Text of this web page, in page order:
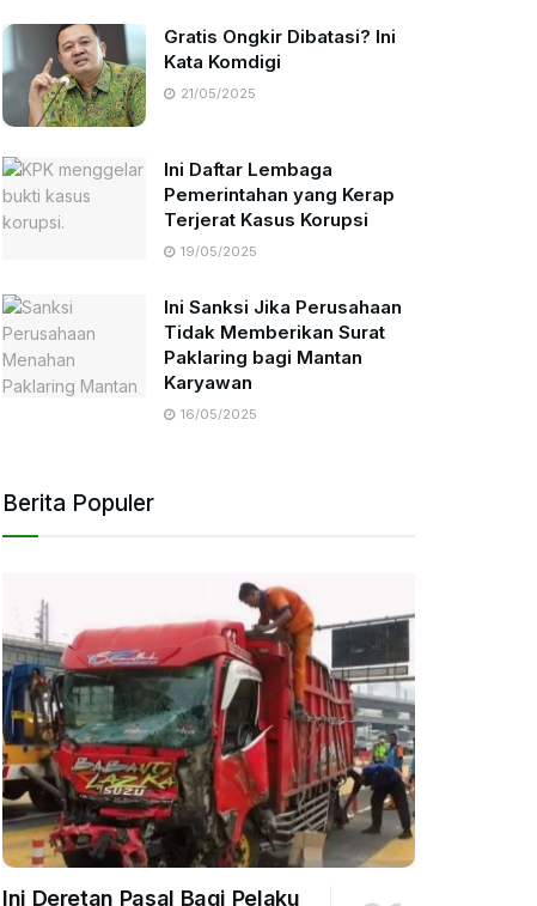
Gratis Ongkir Dibatasi? Ini
Kata Komdigi
21/05/2025
Ini Daftar Lembaga
Pemerintahan yang Kerap
Terjerat Kasus Korupsi
19/05/2025
Ini Sanksi Jika Perusahaan
Tidak Memberikan Surat
Paklaring bagi Mantan
Karyawan
16/05/2025
Berita Populer
Ini Deretan Pasal Bagi Pelaku